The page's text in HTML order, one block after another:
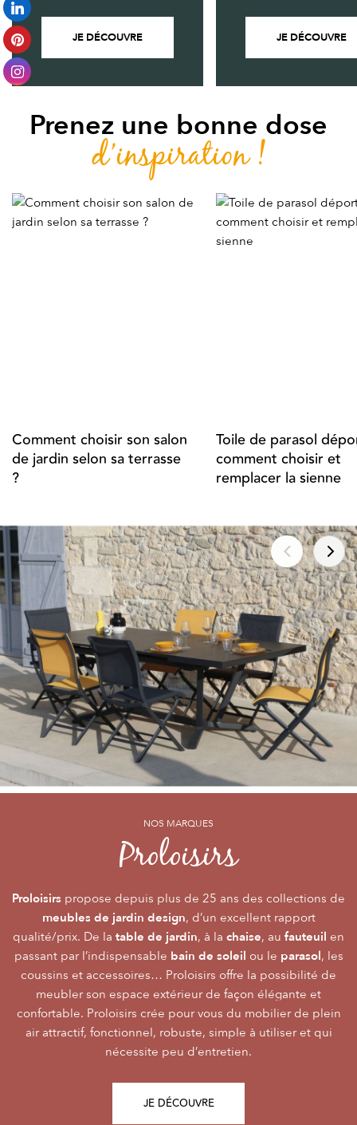
JE DÉCOUVRE JE DÉCOUVRE
Prenez une bonne dose
d’inspiration !
Comment choisir son salon
de jardin selon sa terrasse
?
Toile de parasol
comment choisir et
remplacer la sienne
NOS MARQUES
Proloisirs
Proloisirs propose depuis plus de 25 ans des collections de
meubles de jardin design, d’un excellent rapport
qualité/prix. De la table de jardin, à la chaise, au fauteuil en
passant par l’indispensable bain de soleil ou le parasol, les
coussins et accessoires… Proloisirs offre la possibilité de
meubler son espace extérieur de façon élégante et
confortable. Proloisirs crée pour vous du mobilier de plein
air attractif, fonctionnel, robuste, simple à utiliser et qui
nécessite peu d’entretien.
JE DÉCOUVRE
NOS MARQUES
Océoby PROLOISIRS
Océocrée dumobilier Premium, pour vivre l’extérieur avec
raffinement et participer de façon inoubliable aux grandes
émotions de la vie. Le mobilier Océo, de par la qualité de
ses différents matériaux et de sa fabrication, se joue des
frontières d’usage. Voir sonextérieurcomme une pièce à
part entière nécessite du style et le soin des détails.
L’illustration Océo passe par la qualité desplateaux
Trespa® qui équipent en exclusivité de nombreusestables
de jardinpour un plaisir d’usage durable.
JE DÉCOUVRE
NOS MARQUES
Alizéby PROLOISIRS
Alizéest LA marque du mobilier de jardin contemporain
dont la conception et l’accessibilité du prixfont qu’elle
s’adresse au plus grand nombre.
Le mobilier d’extérieur Alizé apporte un souffle bien
agréable empreint de style, fonctionnalité, facilité
d’utilisation, prix, pour des instantsRepas, Salon,Détente
Alizé est créée pour bien vivre dehors, dans la joie, la
modernité, la simplicité, le plaisir d’être ensemble !
JE DÉCOUVRE